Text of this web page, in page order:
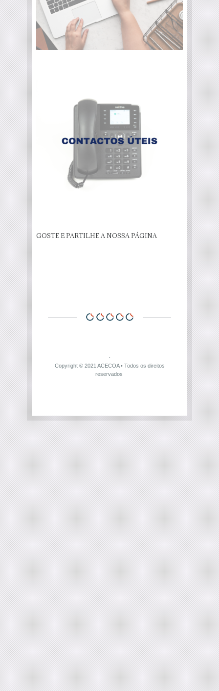
GOSTE E PARTILHE A NOSSA PÁGINA
Copyright © 2021 ACECOA• Todos os direitos
reservados